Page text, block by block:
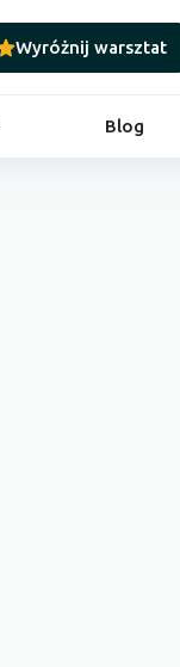
Wyróżnij warsztat
Blog